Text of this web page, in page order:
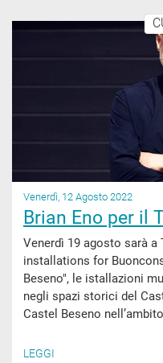
Venerdì, 12 Agosto 2022
Brian Eno per il
Venerdì 19 agosto sarà a
installations for
Beseno", le istallazioni
negli spazi storici del
Castel Beseno
LEGGI